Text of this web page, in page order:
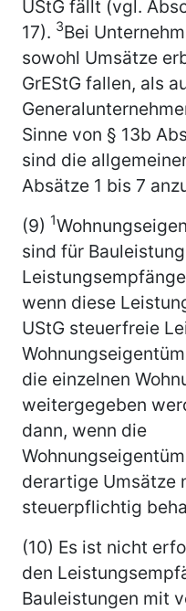
UStG fällt (vgl.
17). 3Bei
sowohl Umsätze
GrEStG fallen, als
Sinne von § 13b
sind die
Absätze 1 bis 7
(9) 1
sind für
wenn diese
UStG steuerfreie
die einzelnen
weitergegeben
dann, wenn die
derartige Umsätze
steuerpflichtig
(10) Es ist nicht
den
Bauleistungen mit